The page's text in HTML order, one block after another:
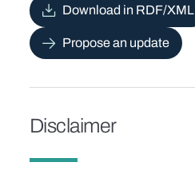
Download in RDF/XML
Propose an update
Disclaimer